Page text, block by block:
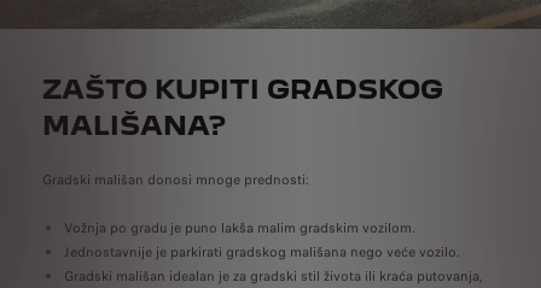
ZAŠTO KUPITI GRADSKOG
MALIŠANA?
Gradski mališan donosi mnoge prednosti:
Vožnja po gradu je puno lakša malim gradskim vozilom.
Jednostavnije je parkirati gradskog mališana nego veće vozilo.
Gradski mališan idealan je za gradski stil života ili kraća putovanja,